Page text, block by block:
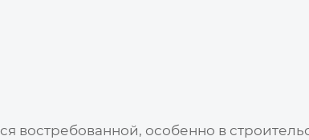
востребованной, особенно в